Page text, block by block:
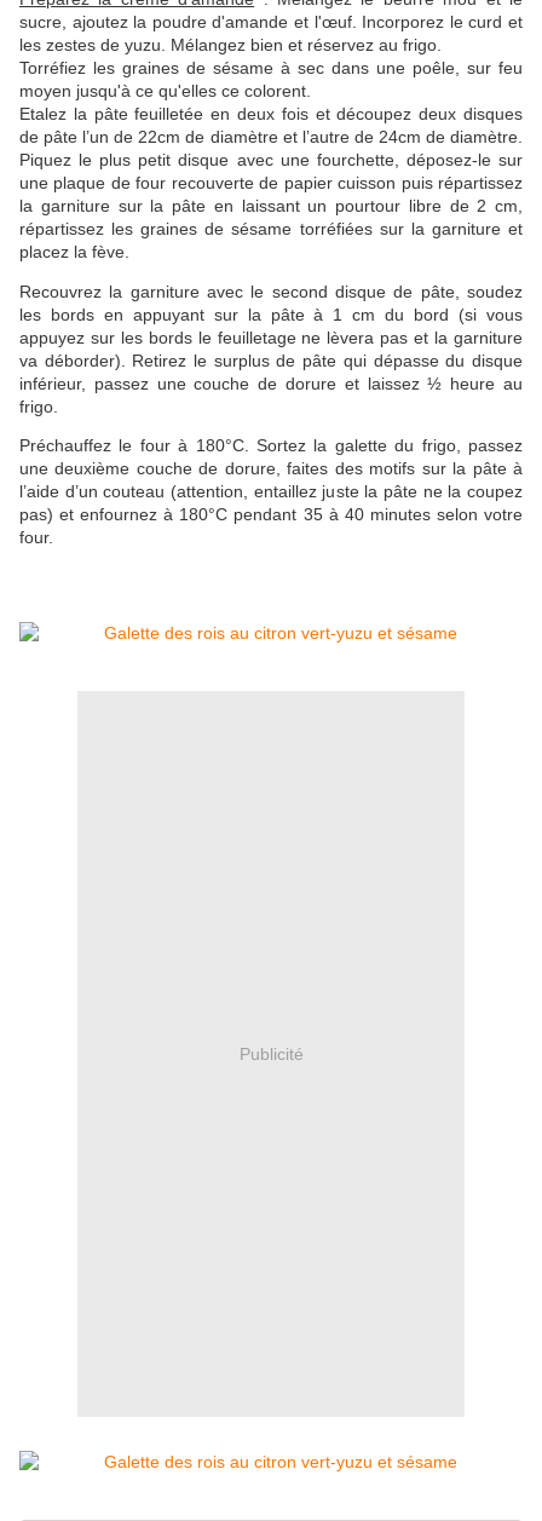
sucre, ajoutez la poudre d'amande et l'œuf. Incorporez le curd et
les zestes de yuzu. Mélangez bien et réservez au frigo.
Torréfiez les graines de sésame à sec dans une poêle, sur feu
moyen jusqu'à ce qu'elles ce colorent.
Etalez la pâte feuilletée en deux fois et découpez deux disques
de pâte l’un de 22cm de diamètre et l’autre de 24cm de diamètre.
Piquez le plus petit disque avec une fourchette, déposez-le sur
une plaque de four recouverte de papier cuisson puis répartissez
la garniture sur la pâte en laissant un pourtour libre de 2 cm,
répartissez les graines de sésame torréfiées sur la garniture et
placez la fève.
Recouvrez la garniture avec le second disque de pâte, soudez
les bords en appuyant sur la pâte à 1 cm du bord (si vous
appuyez sur les bords le feuilletage ne lèvera pas et la garniture
va déborder). Retirez le surplus de pâte qui dépasse du disque
inférieur, passez une couche de dorure et laissez ½ heure au
frigo.
Préchauffez le four à 180°C. Sortez la galette du frigo, passez
une deuxième couche de dorure, faites des motifs sur la pâte à
l’aide d’un couteau (attention, entaillez juste la pâte ne la coupez
pas) et enfournez à 180°C pendant 35 à 40 minutes selon votre
four.
Publicité